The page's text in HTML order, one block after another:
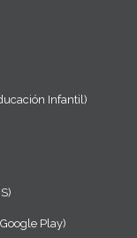
Infantil)
Play)